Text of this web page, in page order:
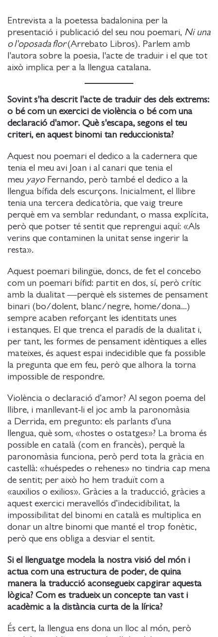
Entrevista a la poetessa badalonina per la
presentació i publicació del seu nou poemari, Ni una
o l'oposada flor(Arrebato Libros). Parlem amb
l'autora sobre la poesia, l'acte de traduir i el que tot
això implica per a la llengua catalana.
Sovint s'ha descrit l'acte de traduir des dels extrems:
o bé com un exercici de violència o bé com una
declaració d'amor. Què s'escapa, segons el teu
criteri, en aquest binomi tan reduccionista?
Aquest nou poemari el dedico a la cadernera que
tenia el meu avi Joan i al canari que tenia el
meu yayoFernando, però també el dedico a la
llengua bífida dels escurçons. Inicialment, el llibre
tenia una tercera dedicatòria, que vaig treure
perquè em va semblar redundant, o massa explícita,
però que potser té sentit que reprengui aquí: «Als
verins que contaminen la unitat sense ingerir la
resta».
Aquest poemari bilingüe, doncs, de fet el concebo
com un poemari bífid: partit en dos, sí, però crític
amb la dualitat ―perquè els sistemes de pensament
binari (bo/dolent, blanc/negre, home/dona...)
sempre acaben reforçant les identitats unes
i estanques. El que trenca el paradís de la dualitat i,
per tant, les formes de pensament idèntiques a elles
mateixes, és aquest espai indecidible que fa possible
la pregunta que em feu, però que alhora la torna
impossible de respondre.
Violència o declaració d’amor? Al segon poema del
llibre, i manllevant-li el joc amb la paronomàsia
a Derrida, em pregunto: els parlants d’una
llengua, què som, «hostes o ostatges»? La broma és
possible en català (com en francès), perquè la
paronomàsia funciona, però perd tota la gràcia en
castellà: «huéspedes o rehenes» no tindria cap mena
de sentit; per això ho hem traduït com a
«auxilios o exilios». Gràcies a la traducció, gràcies a
aquest exercici meravellós d’indecidibilitat, la
impossibilitat del binomi en català es multiplica en
donar un altre binomi que manté el trop fonètic,
però que ens obliga a desviar el sentit.
Si el llenguatge modela la nostra visió del món i
actua com una estructura de poder, de quina
manera la traducció aconsegueix capgirar aquesta
lògica? Com es tradueix un concepte tan vast i
acadèmic a la distància curta de la lírica?
És cert, la llengua ens dona un lloc al món, però